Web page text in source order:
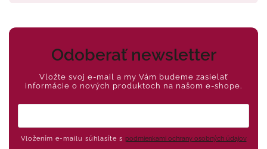
Odoberať newsletter
Vložte svoj e-mail a my Vám budeme zasielať
informácie o nových produktoch na našom e-shope.
Vložením e-mailu súhlasíte s podmienkami ochrany osobných údajov